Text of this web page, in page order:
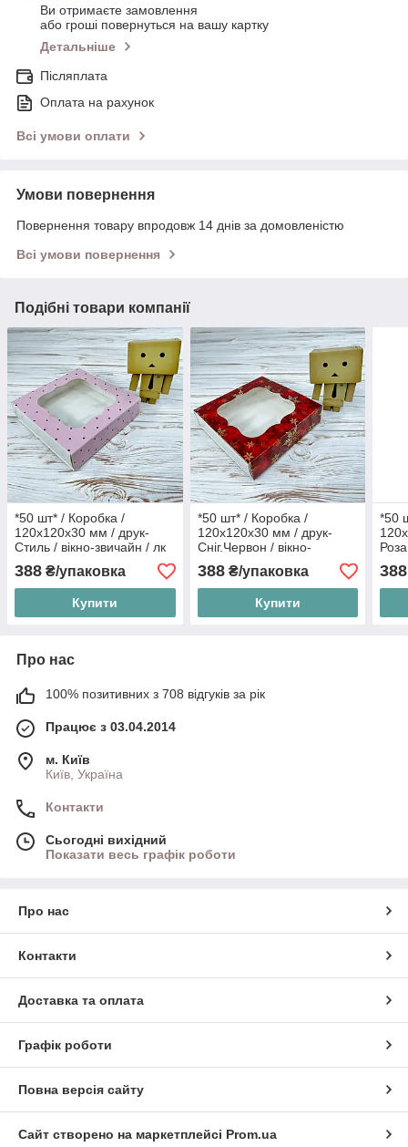
Ви отримаєте замовлення
або гроші повернуться на вашу картку
Детальніше
Післяплата
Оплата на рахунок
Всі умови оплати
Умови повернення
Повернення товару впродовж 14 днів за домовленістю
Всі умови повернення
Подібні товари компанії
*50 шт* / Коробка /
120х120х30 мм / друк-
Стиль / вікно-звичайн / лк
388 ₴/упаковка
Купити
*50 шт* / Коробка /
120х120х30 мм / друк-
Сніг.Червон / вікно-
звичайн / НГ
388₴/упаковка
Купити
*50
388
Про нас
100% позитивних з 708 відгуків за рік
Працює з 03.04.2014
м. Київ
Київ, Україна
Контакти
Сьогодні вихідний
Показати весь графік роботи
Про нас
Контакти
Доставка та оплата
Графік роботи
Повна версія сайту
Сайт створено на маркетплейсі Prom.ua